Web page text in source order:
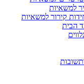
למשאיות
קירור למשאיות
הבית